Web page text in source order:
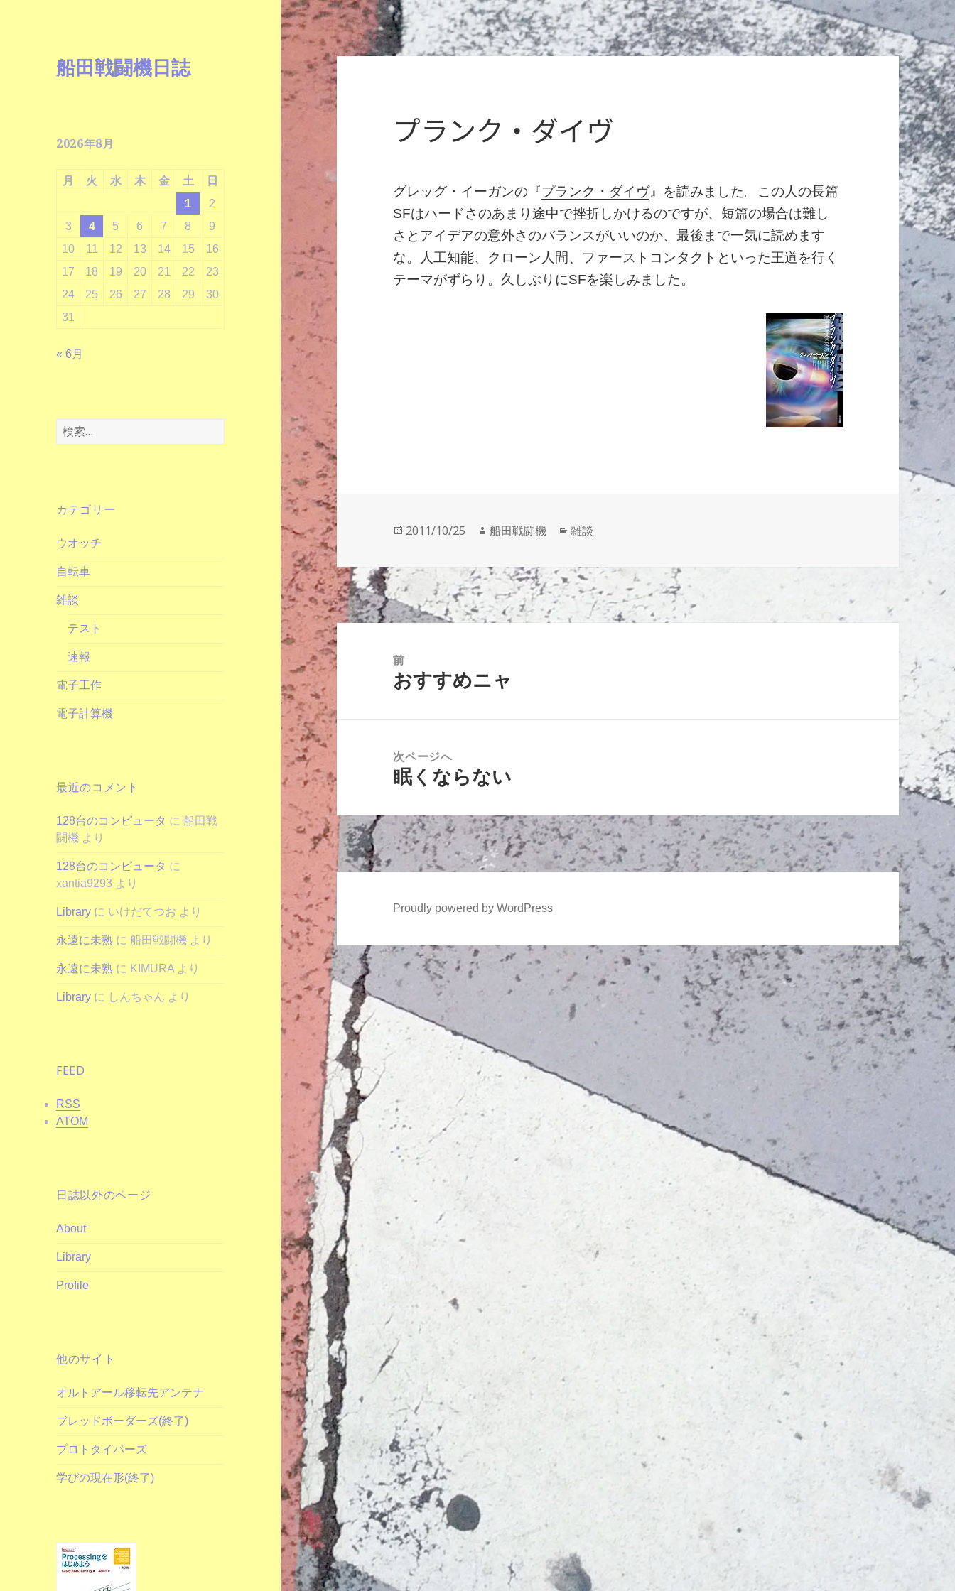
船田戦闘機日誌
2026年8月
月 火 水 木 金 土
日
1
2
3
4 5 6 7 8
9
10
11 12 13 14 15
16
17
18 19 20 21 22
23
24
25 26 27 28 29
30
31
« 6月
検
索:
カテゴリー
ウオッチ
自転車
雑談
テスト
速報
電子工作
電子計算機
最近のコメント
128台のコンピュータ に船田戦
闘機 より
128台のコンピュータ に
xantia9293 より
Library に いけだてつお より
永遠に未熟 に船田戦闘機 より
永遠に未熟 に KIMURA より
Library に しんちゃん より
FEED
RSS
ATOM
日誌以外のページ
About
Library
Profile
他のサイト
オルトアール移転先アンテナ
ブレッドボーダーズ(終了)
プロトタイパーズ
学びの現在形(終了)
プランク・ダイヴ
グレッグ・イーガンの『プランク・ダイヴ』を読みました。この人の長篇
SFはハードさのあまり途中で挫折しかけるのですが、短篇の場合は難し
さとアイデアの意外さのバランスがいいのか、最後まで一気に読めます
な。人工知能、クローン人間、ファーストコンタクトといった王道を行く
テーマがずらり。久しぶりにSFを楽しみました。
投
日:
2011/10/25
作
者
船田戦闘機
カ
ゴ
リ
ー
雑談
投
稿
ゲ
ョ
ン
前
前
おすすめニャ
次ページへ
次
投
稿:
眠くならない
Proudly powered by WordPress